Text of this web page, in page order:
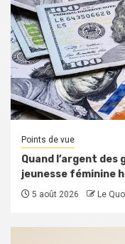
Points de vue
Quand l’argent
jeunesse féminine
5 août 2026 Le